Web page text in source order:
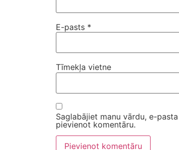
E-pasts *
Tīmekļa vietne
Saglabājiet manu vārdu, e-
pievienot komentāru.